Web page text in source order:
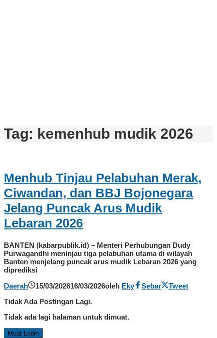
Tag: kemenhub mudik 2026
Menhub Tinjau Pelabuhan Merak,
Ciwandan, dan BBJ Bojonegara
Jelang Puncak Arus Mudik
Lebaran 2026
BANTEN (kabarpublik.id) – Menteri Perhubungan Dudy
Purwagandhi meninjau tiga pelabuhan utama di wilayah
Banten menjelang puncak arus mudik Lebaran 2026 yang
diprediksi
Daerah
15/03/202616/03/2026oleh Eky Sebar
Tweet
Tidak Ada Postingan Lagi.
Tidak ada lagi halaman untuk dimuat.
Muat Lebih